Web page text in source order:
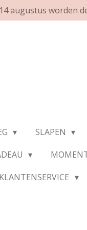
augustus
SLAPEN
KLANTENSERVICE